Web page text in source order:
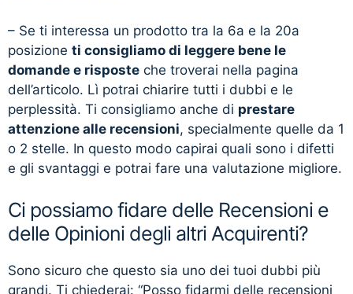
– Se ti interessa un prodotto tra la 6a e la 20a
posizione ti consigliamo di leggere bene le
domande e risposte che troverai nella pagina
dell’articolo. Lì potrai chiarire tutti i dubbi e le
perplessità. Ti consigliamo anche di prestare
attenzione alle recensioni, specialmente quelle da 1
o 2 stelle. In questo modo capirai quali sono i difetti
e gli svantaggi e potrai fare una valutazione migliore.
Ci possiamo fidare delle Recensioni e
delle Opinioni degli altri Acquirenti?
Sono sicuro che questo sia uno dei tuoi dubbi più
grandi. Ti chiederai: “Posso fidarmi delle recensioni